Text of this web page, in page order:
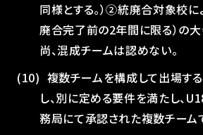
同様とする。）②統廃合対象校に
廃合完了前の2年間に限る）の
尚、混成チームは認めない。
複数チームを構成して出場する
し、別に定める要件を満たし、
務局にて承認された複数チーム